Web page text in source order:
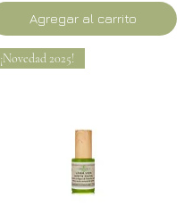
Agregar al carrito
¡Novedad 2025!